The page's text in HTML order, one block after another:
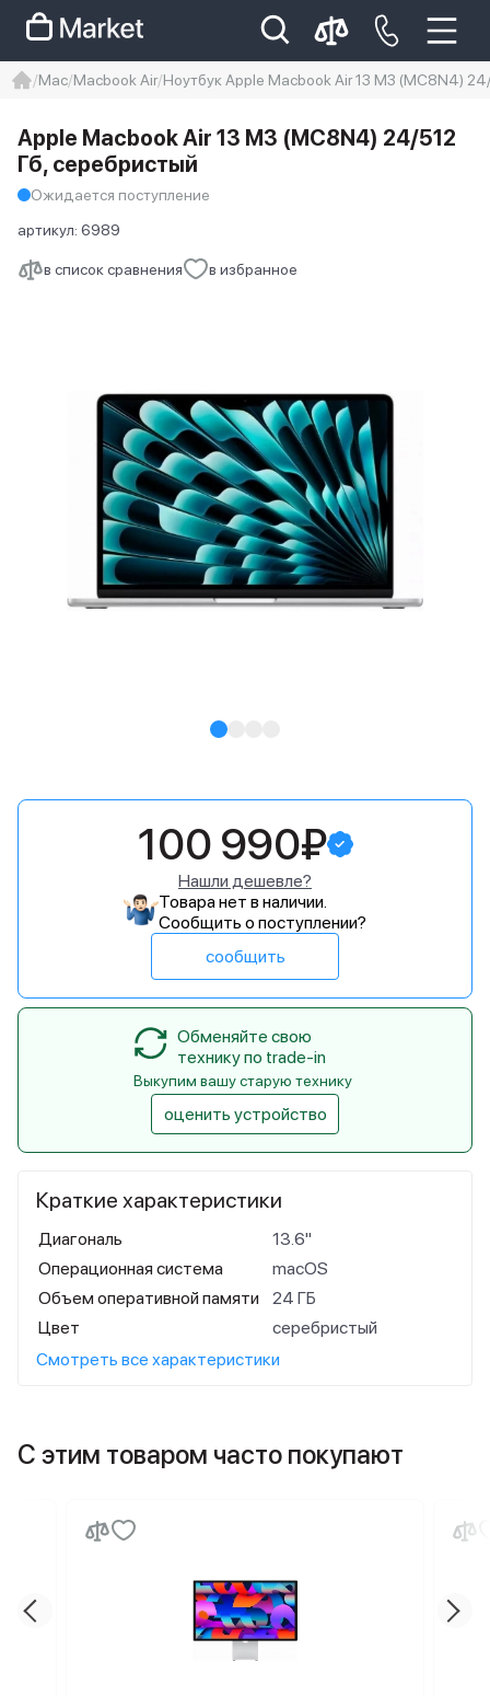
Iphone 14 pro max
айфон 14
Mac Macbook Air Ноутбук Apple Macbook Air 13 M3 (MC8N4)
в список сравнения в избранное
Apple Macbook Air 13 M3 (MC8N4) 24/512
Гб, серебристый
Ожидается поступление
артикул: 6989
Краткие характеристики
Диагональ
13.6"
Операционная система
macOS
Объем оперативной памяти
24 ГБ
Цвет
серебристый
Смотреть все характеристики
100 990₽
Нашли дешевле?
Товара нет в наличии.
Сообщить о поступлении?
сообщить
Обменяйте свою
технику по trade-in
Выкупим вашу старую технику
оценить устройство
С этим товаром часто покупают